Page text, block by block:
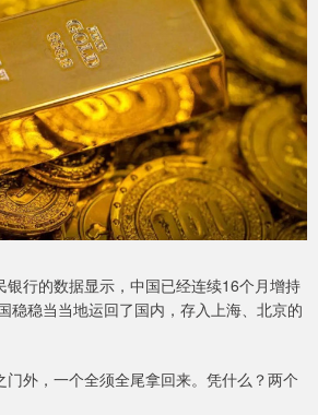
银行的数据显示，中国已经连续16个月增持
稳稳当当地运回了国内，存入上海、北京的
门外，一个全须全尾拿回来。凭什么？两个